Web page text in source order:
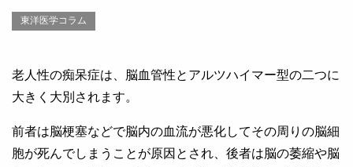
東洋医学コラム
老人性の痴呆症は、脳血管性とアルツハイマー型の二つに
大きく大別されます。
前者は脳梗塞などで脳内の血流が悪化してその周りの脳細
胞が死んでしまうことが原因とされ、後者は脳の萎縮や脳